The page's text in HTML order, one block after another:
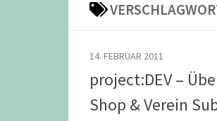
14. FEBRUAR 2011
project:DEV –
Shop & Verein